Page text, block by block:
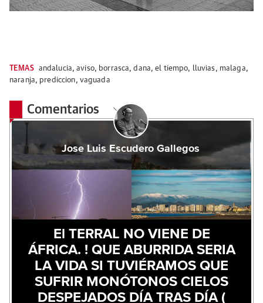
TEMAS andalucia,aviso, borrasca,dana,el tiempo, lluvias, malaga,
naranja, prediccion, vaguada
Comentarios
Jose Luis Escudero Gallegos
El TERRAL NO VIENE DE
ÁFRICA. ! QUE ABURRIDA SERIA
LA VIDA SI TUVIÉRAMOS QUE
SUFRIR MONÓTONOS CIELOS
DESPEJADOS DÍA TRAS DÍA (